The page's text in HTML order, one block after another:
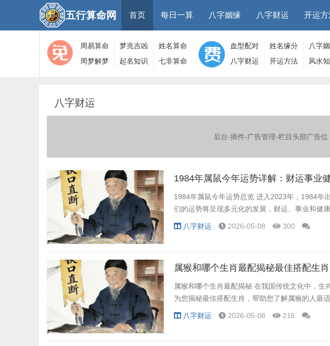
五行算命网 首页 每日一算 八字姻缘 八字财运 开运方
周易算命 梦兆吉凶
姓名算命
周梦解梦
大全
起名知识
算命
七非算命
网
血型配对 姓名缘分
八字
八字财运
开运方法 风水
八字财运
后台-插件-广告管理-栏目头部广告位
1984年属鼠今年运势详解：财运事业
1984年属鼠今年运势总览 进入2023年，1984年
们的运势将呈现多元化的发展，财运、事业和健
八字财运 2026-05-08 300
属猴和哪个生肖最配揭秘最佳搭配生肖
属猴和哪个生肖最配揭秘 在我国传统文化中，
为您揭秘最佳搭配生肖，帮助您了解属猴的人最
八字财运 2026-05-08 216